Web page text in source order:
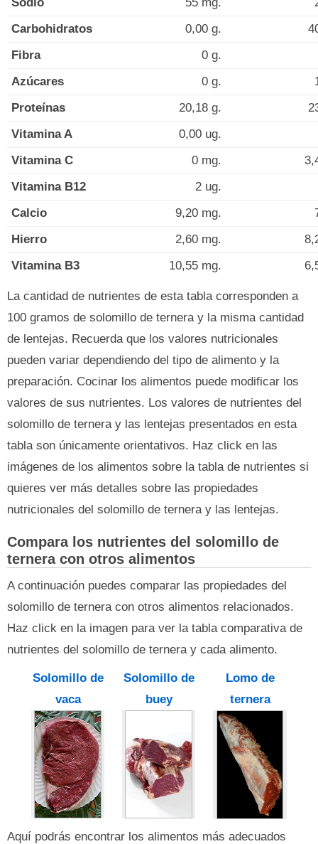
Carbohidratos
0,00 g.
Fibra
0 g.
Azúcares
0 g.
Proteínas
20,18 g.
Vitamina A
0,00 ug.
Vitamina C
0 mg.
Vitamina B12
2 ug.
Calcio
9,20 mg.
Hierro
2,60 mg.
Vitamina B3
10,55 mg.
La cantidad de nutrientes de esta tabla corresponden a
100 gramos de solomillo de ternera y la misma cantidad
de lentejas. Recuerda que los valores nutricionales
pueden variar dependiendo del tipo de alimento y la
preparación. Cocinar los alimentos puede modificar los
valores de sus nutrientes. Los valores de nutrientes del
solomillo de ternera y las lentejas presentados en esta
tabla son únicamente orientativos. Haz click en las
imágenes de los alimentos sobre la tabla de nutrientes si
quieres ver más detalles sobre las propiedades
nutricionales del solomillo de ternera y las lentejas.
Compara los nutrientes del solomillo de
ternera con otros alimentos
A continuación puedes comparar las propiedades del
solomillo de ternera con otros alimentos relacionados.
Haz click en la imagen para ver la tabla comparativa de
nutrientes del solomillo de ternera y cada alimento.
Solomillo de
vaca
Solomillo de
buey
Lomo de
ternera
Aquí podrás encontrar los alimentos más adecuados